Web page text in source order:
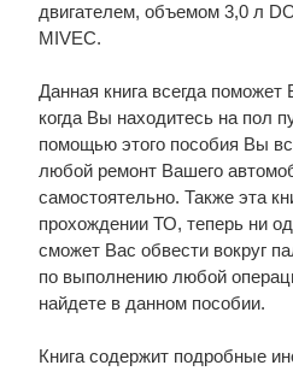
двигателем, объемом 3,0 л
MIVEC.
Данная книга всегда
когда Вы находитесь на пол
помощью этого пособия Вы
любой ремонт Вашего
самостоятельно. Также эта
прохождении ТО, теперь ни
сможет Вас обвести вокруг
по выполнению любой
найдете в данном пособии.
Книга содержит подробные